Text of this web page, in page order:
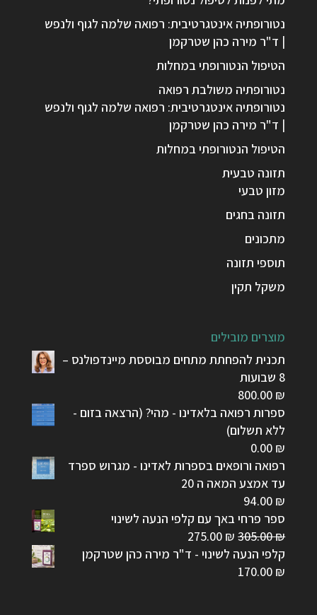
נטורופתיה אינטגרטיבית: רפואה שלמה לגוף ולנפש
| ד"ר מירה כהן שטרקמן
הטיפול הנטורופתי במחלות
נטורופתיה משולבת רפואה
נטורופתיה אינטגרטיבית: רפואה שלמה לגוף ולנפש
| ד"ר מירה כהן שטרקמן
הטיפול הנטורופתי במחלות
תזונה טבעית
מזון טבעי
תזונה בחגים
מתכונים
תוספי תזונה
משקל תקין
מוצרים מובילים
תכנית להפחתת מתחים מבוססת מיינדפולנס –
8 שבועות
800.00 ₪
ספרות רפואה בלאדינו - מהי? (הרצאה בזום -
ללא תשלום)
0.00 ₪
רפואה ורופאים בספרות לאדינו - מגרוש ספרד
עד אמצע המאה ה 20
94.00 ₪
ספר פרחי באך עם קלפי הנעה לשינוי
305.00₪
המחיר
המקורי
275.00 ₪
המחיר
הנוכחי
קלפי הנעה לשינוי - ד"ר מירה כהן שטרקמן
170.00 ₪